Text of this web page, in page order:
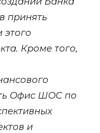
принять
этого
Кроме того,
Офис ШОС по
и